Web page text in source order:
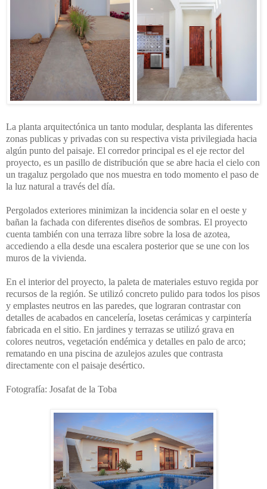
La planta arquitectónica un tanto modular, desplanta las diferentes
zonas publicas y privadas con su respectiva vista privilegiada hacia
algún punto del paisaje. El corredor principal es el eje rector del
proyecto, es un pasillo de distribución que se abre hacia el cielo con
un tragaluz pergolado que nos muestra en todo momento el paso de
la luz natural a través del día.
Pergolados exteriores minimizan la incidencia solar en el oeste y
bañan la fachada con diferentes diseños de sombras. El proyecto
cuenta también con una terraza libre sobre la losa de azotea,
accediendo a ella desde una escalera posterior que se une con los
muros de la vivienda.
En el interior del proyecto, la paleta de materiales estuvo regida por
recursos de la región. Se utilizó concreto pulido para todos los pisos
y emplastes neutros en las paredes, que lograran contrastar con
detalles de acabados en cancelería, losetas cerámicas y carpintería
fabricada en el sitio. En jardines y terrazas se utilizó grava en
colores neutros, vegetación endémica y detalles en palo de arco;
rematando en una piscina de azulejos azules que contrasta
directamente con el paisaje desértico.
Fotografía: Josafat de la Toba